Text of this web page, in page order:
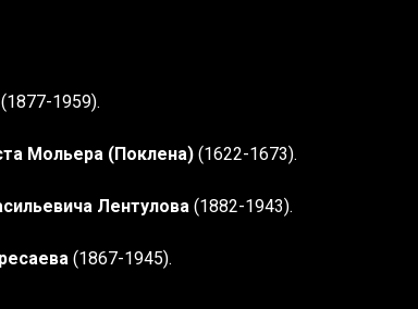
(1877-1959).
Мольера (Поклена) (1622-1673).
Лентулова (1882-1943).
(1867-1945).